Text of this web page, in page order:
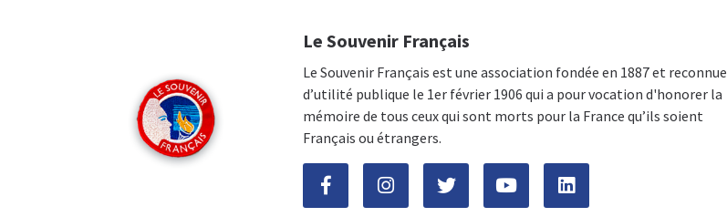
Le Souvenir Français
Le Souvenir Français est une association fondée en 1887 et reconnue
d’utilité publique le 1er février 1906 qui a pour vocation d'honorer la
mémoire de tous ceux qui sont morts pour la France qu’ils soient
Français ou étrangers.